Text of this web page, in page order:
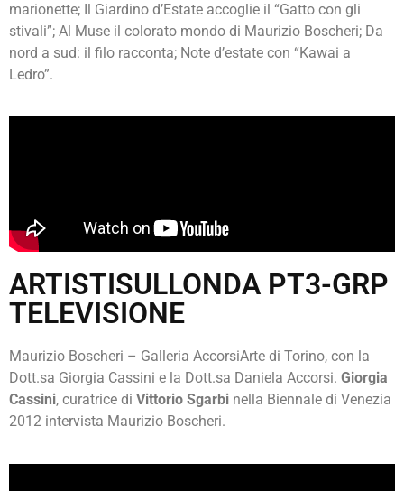
marionette; Il Giardino d’Estate accoglie il “Gatto con gli
stivali”; Al Muse il colorato mondo di Maurizio Boscheri; Da
nord a sud: il filo racconta; Note d’estate con “Kawai a
Ledro”.
ARTISTISULLONDA PT3-GRP
TELEVISIONE
Maurizio Boscheri – Galleria AccorsiArte di Torino, con la
Dott.sa Giorgia Cassini e la Dott.sa Daniela Accorsi. Giorgia
Cassini, curatrice di Vittorio Sgarbi nella Biennale di Venezia
2012 intervista Maurizio Boscheri.